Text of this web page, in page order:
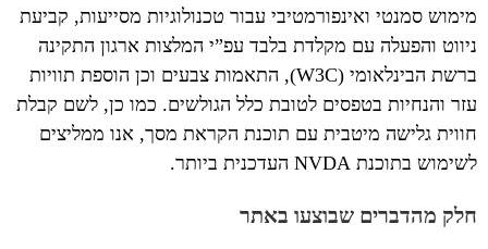
מימוש סמנטי ואינפורמטיבי עבור טכנולוגיות מסייעות, קביעת
ניווט והפעלה עם מקלדת בלבד עפ”י המלצות ארגון התקינה
ברשת הבינלאומי (W3C), התאמות צבעים וכן הוספת תוויות
עזר והנחיות בטפסים לטובת כלל הגולשים. כמו כן, לשם קבלת
חווית גלישה מיטבית עם תוכנת הקראת מסך, אנו ממליצים
לשימוש בתוכנת NVDA העדכנית ביותר.
חלק מהדברים שבוצעו באתר